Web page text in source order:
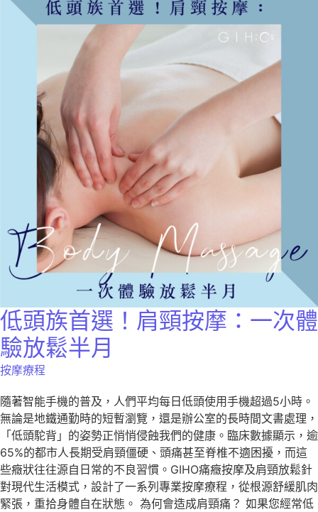
低頭族首選！肩頸按摩：一次體
驗放鬆半月
按摩療程
隨著智能手機的普及，人們平均每日低頭使用手機超過5小時。
無論是地鐵通勤時的短暫瀏覽，還是辦公室的長時間文書處理，
「低頭駝背」的姿勢正悄悄侵蝕我們的健康。臨床數據顯示，逾
65%的都市人長期受肩頸僵硬、頭痛甚至脊椎不適困擾，而這
些癥狀往往源自日常的不良習慣。GIHO痛癥按摩及肩頸放鬆針
對現代生活模式，設計了一系列專業按摩療程，從根源舒緩肌肉
緊張，重拾身體自在狀態。 為何會造成肩頸痛？ 如果您經常低